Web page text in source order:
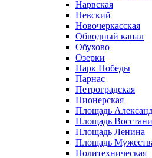
Нарвская
Невский
Новочеркасская
Обводный канал
Обухово
Озерки
Парк Победы
Парнас
Петроградская
Пионерская
Площадь
Площадь
Площадь Ленина
Площадь
Политехническая